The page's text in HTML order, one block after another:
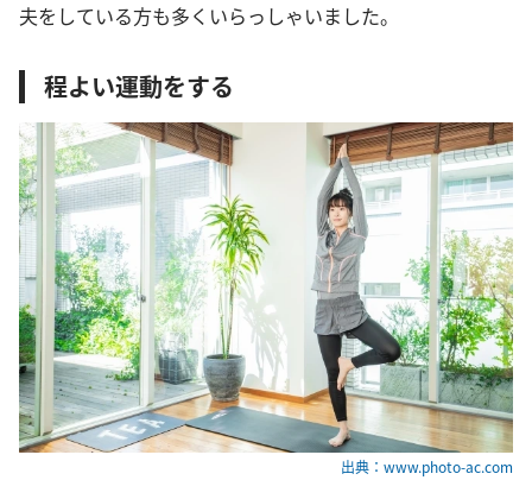
夫をしている方も多くいらっしゃいました。
程よい運動をする
出典：www.photo-ac.com